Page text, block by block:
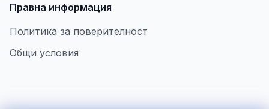
Правна информация
Политика за поверителност
Общи условия